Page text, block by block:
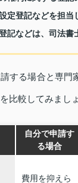
定登記などを担当
記などは、司法書
する場合と専門
比較してみましょ
自分で申請す
る場合
費用を抑えら